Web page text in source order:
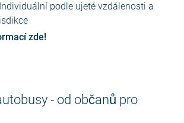
podle ujeté vzdálenosti a
zde!
- od občanů pro